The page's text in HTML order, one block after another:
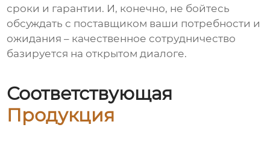
сроки и гарантии. И, конечно, не бойтесь
обсуждать с поставщиком ваши потребности и
ожидания – качественное сотрудничество
базируется на открытом диалоге.
Соответствующая
Продукция